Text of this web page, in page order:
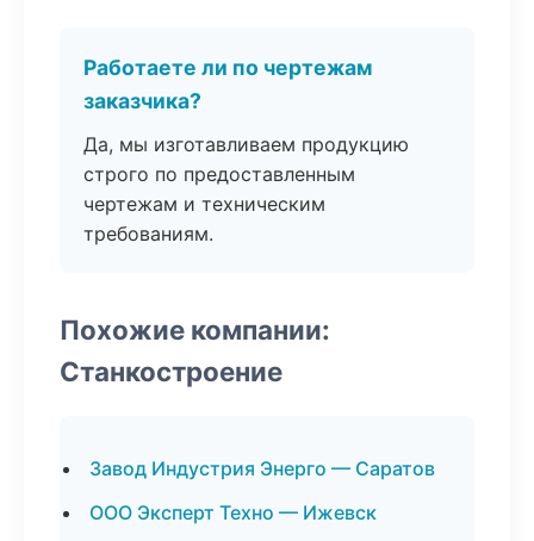
Работаете ли по чертежам
заказчика?
Да, мы изготавливаем продукцию
строго по предоставленным
чертежам и техническим
требованиям.
Похожие компании:
Станкостроение
Завод Индустрия Энерго — Саратов
ООО Эксперт Техно — Ижевск